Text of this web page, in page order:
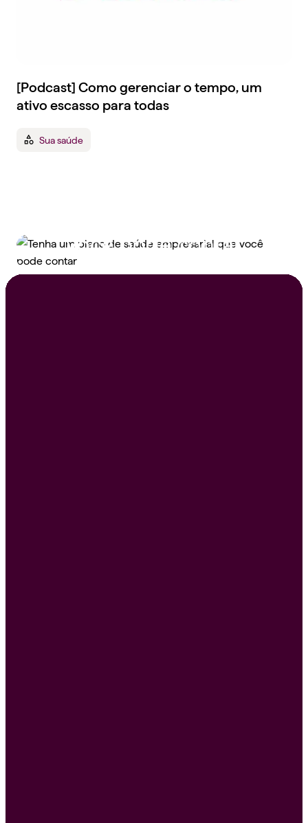
[Podcast] Como gerenciar o tempo, um
ativo escasso para todas
Sua saúde
você pode contar